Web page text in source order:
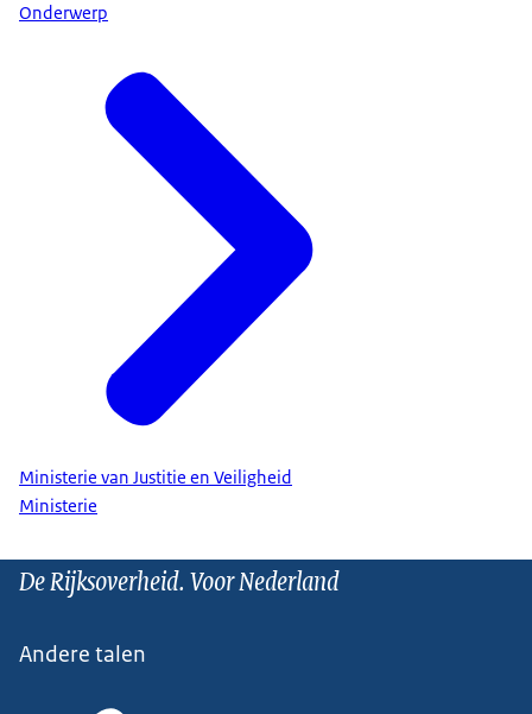
Onderwerp
Ministerie van Justitie en Veiligheid
Ministerie
De Rijksoverheid. Voor Nederland
Andere talen